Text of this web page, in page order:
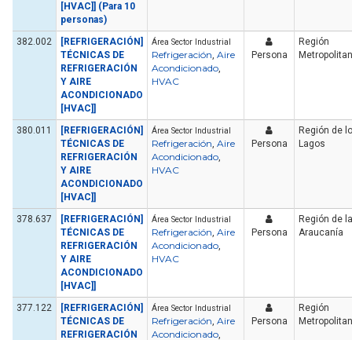
[HVAC]] (Para 10
personas)
382.002
[REFRIGERACIÓN]
TÉCNICAS DE
REFRIGERACIÓN
Y AIRE
ACONDICIONADO
[HVAC]]
Área Sector Industrial
Refrigeración, Aire
Acondicionado,
HVAC
Persona
Región
380.011
[REFRIGERACIÓN]
TÉCNICAS DE
REFRIGERACIÓN
Y AIRE
ACONDICIONADO
[HVAC]]
Área Sector Industrial
Refrigeración, Aire
Acondicionado,
HVAC
Persona
Región de
Lagos
378.637
[REFRIGERACIÓN]
TÉCNICAS DE
REFRIGERACIÓN
Y AIRE
ACONDICIONADO
[HVAC]]
Área Sector Industrial
Refrigeración, Aire
Acondicionado,
HVAC
Persona
Región de la
Araucanía
377.122
[REFRIGERACIÓN]
TÉCNICAS DE
REFRIGERACIÓN
Área Sector Industrial
Refrigeración, Aire
Acondicionado,
Persona
Región